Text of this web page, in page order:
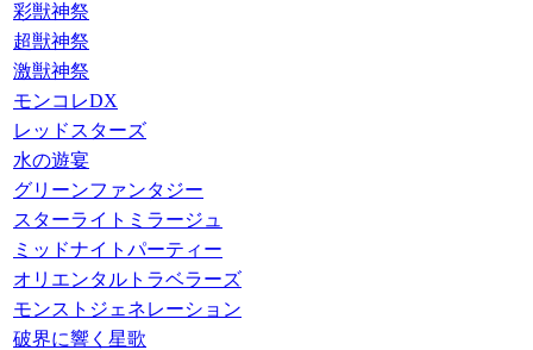
彩獣神祭
超獣神祭
激獣神祭
モンコレDX
レッドスターズ
水の遊宴
グリーンファンタジー
スターライトミラージュ
ミッドナイトパーティー
オリエンタルトラベラーズ
モンストジェネレーション
破界に響く星歌